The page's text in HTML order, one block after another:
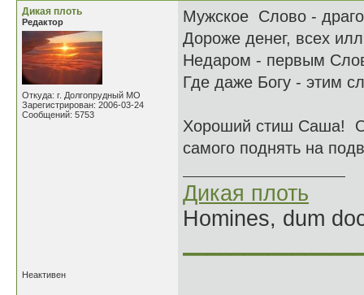
Дикая плоть
Редактор
Откуда: г. Долгопрудный МО
Зарегистрирован: 2006-03-24
Сообщений: 5753
Мужское Слово -
Дороже денег, всех
Недаром - первым
Где даже Богу - этим
Хороший стиш Саша! О
самого поднять на
Дикая плоть
Homines, dum
Неактивен